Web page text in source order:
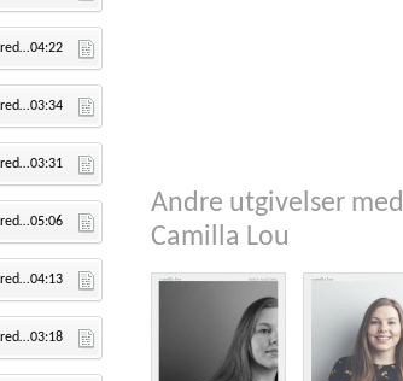
Camilla Louise Økland Skredderberget04:22
Camilla Louise Økland Skredderberget03:34
Camilla Louise Økland Skredderberget03:31
Camilla Louise Økland Skredderberget05:06
Camilla Louise Økland Skredderberget04:13
Camilla Louise Økland Skredderberget03:18
Andre utgivelser med
Camilla Lou